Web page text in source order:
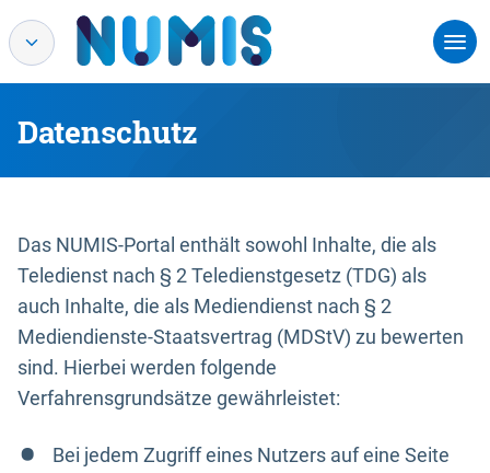
Datenschutz
Das NUMIS-Portal enthält sowohl Inhalte, die als
Teledienst nach § 2 Teledienstgesetz (TDG) als
auch Inhalte, die als Mediendienst nach § 2
Mediendienste-Staatsvertrag (MDStV) zu bewerten
sind. Hierbei werden folgende
Verfahrensgrundsätze gewährleistet:
Bei jedem Zugriff eines Nutzers auf eine Seite